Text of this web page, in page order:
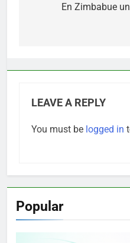
navigation
En Zimbabue
LEAVE A REPLY
You must be logged in
Popular